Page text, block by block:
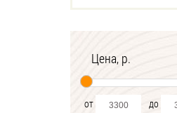
Цена, р.
от
до